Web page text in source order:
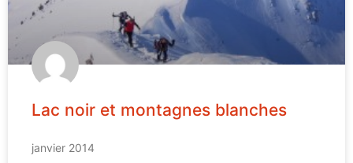
Lac noir et montagnes blanches
janvier 2014